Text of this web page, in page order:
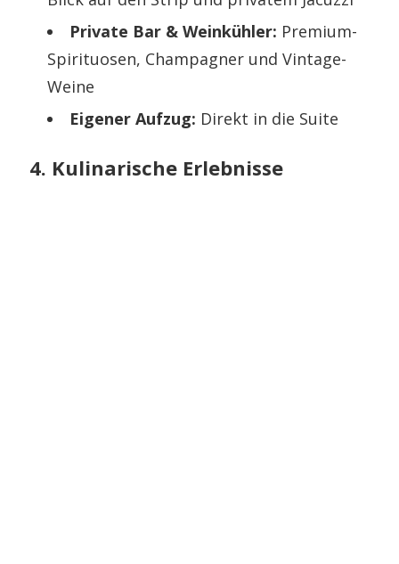
Private Bar & Weinkühler: Premium-
Spirituosen, Champagner und Vintage-
Weine
Eigener Aufzug: Direkt in die Suite
4. Kulinarische Erlebnisse